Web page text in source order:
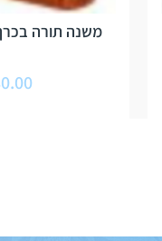
משנה תורה